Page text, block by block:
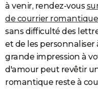
à venir, rendez-vous
de courrier
sans difficulté des
et de les personnaliser
grande impression à
d'amour peut revêtir
romantique reste à